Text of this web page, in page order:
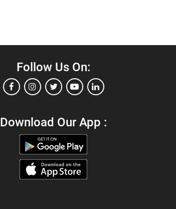
Follow Us On:
Download Our App :